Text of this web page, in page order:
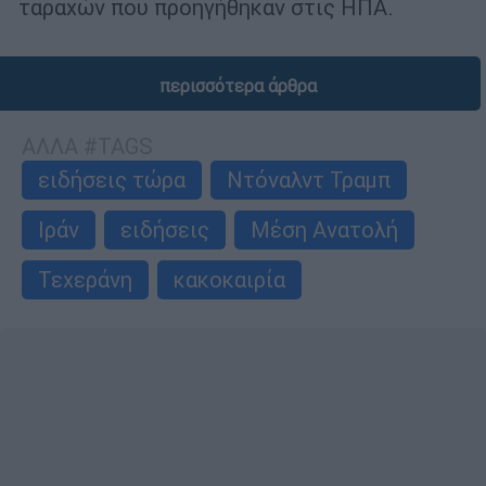
ταραχών που προηγήθηκαν στις ΗΠΑ.
περισσότερα άρθρα
ειδήσεις τώρα
Ντόναλντ Τραμπ
Ιράν
ειδήσεις
Μέση Ανατολή
Τεχεράνη
κακοκαιρία